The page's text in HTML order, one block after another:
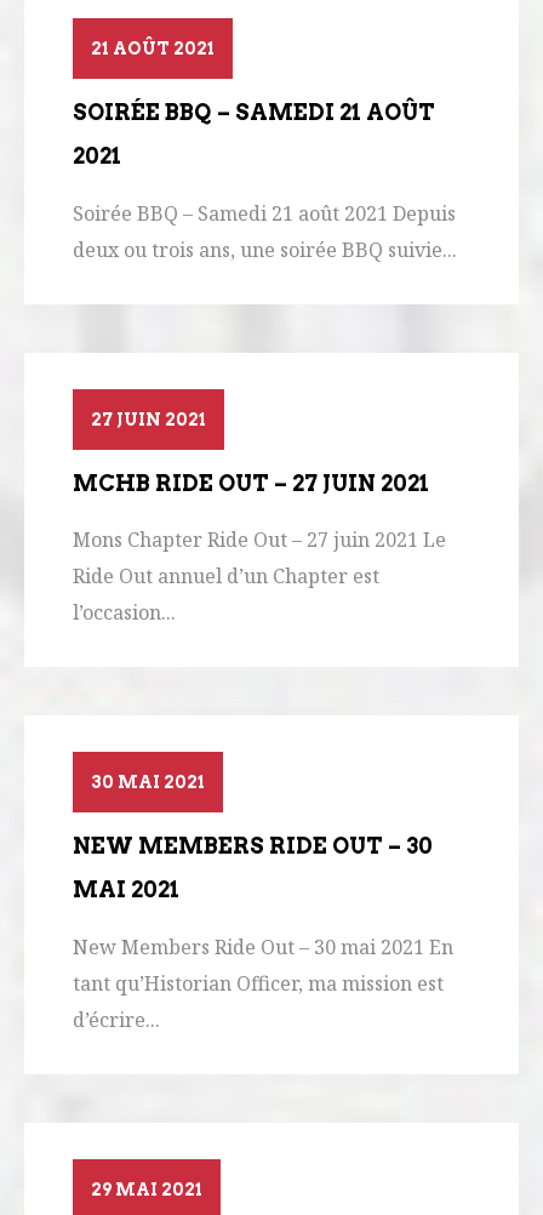
21 AOÛT 2021
SOIRÉE BBQ – SAMEDI 21 AOÛT
2021
Soirée BBQ – Samedi 21 août 2021 Depuis
deux ou trois ans, une soirée BBQ suivie...
27 JUIN 2021
MCHB RIDE OUT – 27 JUIN 2021
Mons Chapter Ride Out – 27 juin 2021 Le
Ride Out annuel d’un Chapter est
l’occasion...
30 MAI 2021
NEW MEMBERS RIDE OUT – 30
MAI 2021
New Members Ride Out – 30 mai 2021 En
tant qu’Historian Officer, ma mission est
d’écrire...
29 MAI 2021